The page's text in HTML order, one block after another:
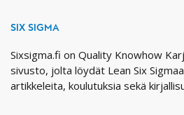
SIX SIGMA
Sixsigma.fi on Quality Knowhow
sivusto, jolta löydät Lean Six
artikkeleita, koulutuksia sekä